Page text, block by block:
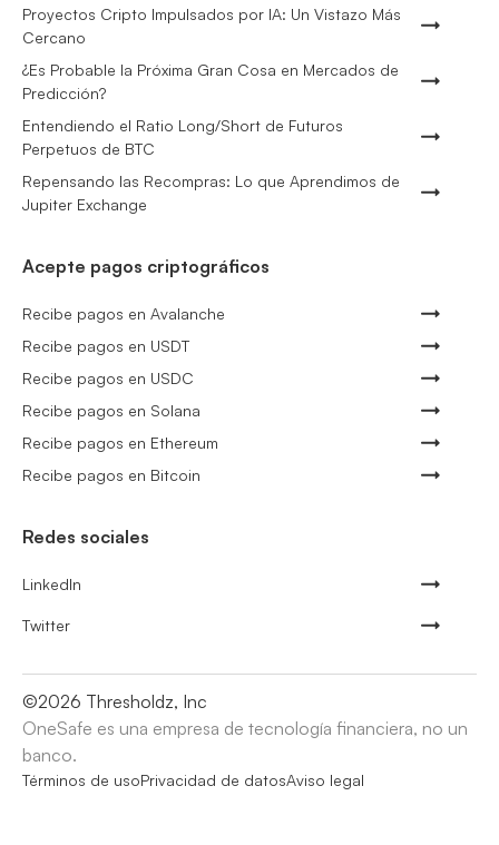
Proyectos Cripto Impulsados por IA: Un Vistazo Más
Cercano
¿Es Probable la Próxima Gran Cosa en Mercados de
Predicción?
Entendiendo el Ratio Long/Short de Futuros
Perpetuos de BTC
Repensando las Recompras: Lo que Aprendimos de
Jupiter Exchange
Acepte pagos criptográficos
Recibe pagos en Avalanche
Recibe pagos en USDT
Recibe pagos en USDC
Recibe pagos en Solana
Recibe pagos en Ethereum
Recibe pagos en Bitcoin
Redes sociales
LinkedIn
Twitter
©2026 Thresholdz, Inc
OneSafe es una empresa de tecnología financiera, no un
banco.
Términos de usoPrivacidad de datosAviso legal